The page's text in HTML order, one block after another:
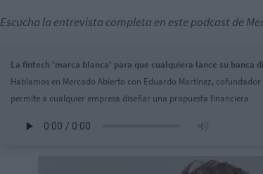
Escucha la entrevista completa en este podcast de
La fintech 'marca blanca' para que cualquiera lance su banca
Hablamos en Mercado Abierto con Eduardo Martínez, cofundador
permite a cualquier empresa diseñar una propuesta financiera